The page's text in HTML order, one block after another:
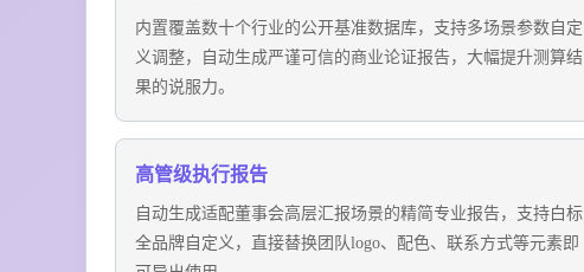
内置覆盖数十个行业的公开基准数据库，支持多场景参数自定
义调整，自动生成严谨可信的商业论证报告，大幅提升测算结
果的说服力。
高管级执行报告
自动生成适配董事会高层汇报场景的精简专业报告，支持白标
全品牌自定义，直接替换团队logo、配色、联系方式等元素即